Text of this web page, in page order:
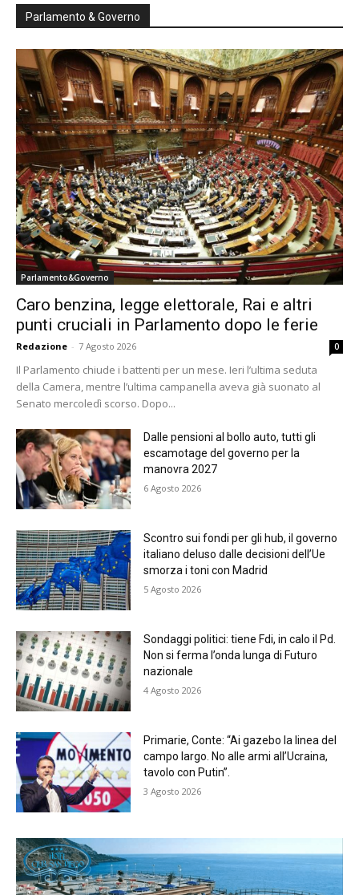
Parlamento & Governo
Parlamento&Governo
Caro benzina, legge elettorale, Rai e altri
punti cruciali in Parlamento dopo le ferie
Redazione - 7 Agosto 2026 0
Il Parlamento chiude i battenti per un mese. Ieri l’ultima seduta
della Camera, mentre l’ultima campanella aveva già suonato al
Senato mercoledì scorso. Dopo...
Dalle pensioni al bollo auto, tutti gli
escamotage del governo per la
manovra 2027
6 Agosto 2026
Scontro sui fondi per gli hub, il governo
italiano deluso dalle decisioni dell’Ue
smorza i toni con Madrid
5 Agosto 2026
Sondaggi politici: tiene Fdi, in calo il Pd.
Non si ferma l’onda lunga di Futuro
nazionale
4 Agosto 2026
Primarie, Conte: “Ai gazebo la linea del
campo largo. No alle armi all’Ucraina,
tavolo con Putin”.
3 Agosto 2026